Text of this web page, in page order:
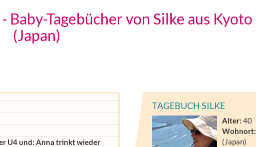
Tagebücher von Silke aus Kyoto
(Japan)
U4 und: Anna trinkt wieder
TAGEBUCH SILKE
Alter: 40
Wohnort:
(Japan)